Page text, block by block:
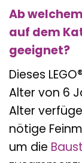
Ab
auf dem
geeignet?
Dieses
Alter von 6
Alter
nötige
um die